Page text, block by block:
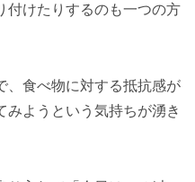
付けたりするのも一つの方
、食べ物に対する抵抗感が
みようという気持ちが湧き